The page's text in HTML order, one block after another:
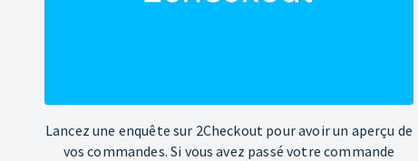
Lancez une enquête sur 2Checkout pour avoir un aperçu de
vos commandes. Si vous avez passé votre commande